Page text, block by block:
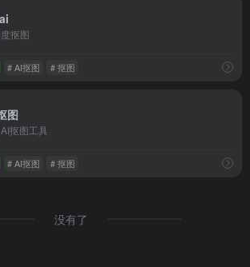
抠图
# AI抠图 # 抠图
图
抠图工具
# AI抠图 # 抠图
没有了